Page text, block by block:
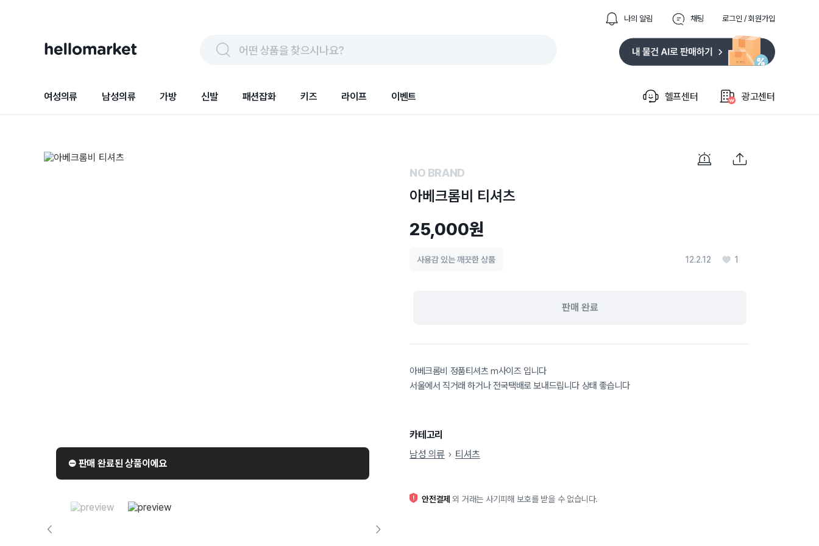
나의 알림 채팅 로그인 / 회원가입
어떤 상품을 찾으시나요?
여성의류 남성의류 가방 신발 패션잡화 키즈 라이프 이벤트 헬프센터 광고센터
⛔️ 판매 완료된 상품이에요
NO BRAND
아베크롬비 티셔츠
25,000원
12.2.12 1
사용감 있는 깨끗한 상품
판매 완료
아베크롬비 정품티셔츠 m사이즈 입니다
서울에서 직거래 하거나 전국택배로 보내드립니다 상태 좋습니다
카테고리
남성 의류
티셔츠
안전결제 외 거래는 사기피해 보호를 받을 수 없습니다.